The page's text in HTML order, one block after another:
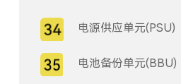
电源供应单元(PSU)
电池备份单元(BBU)